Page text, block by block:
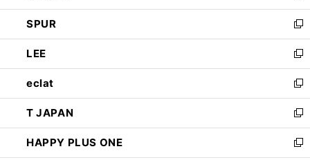
ウ
で
開
く
ン
ド
ウ
で
開
く
ウ
ィ
ン
ド
ウ
で
開
く
し
い
ウ
ィ
ン
ド
ウ
で
開
く
SPUR
新
し
い
ウ
ィ
ン
ド
ウ
で
開
LEE
新
し
い
ウ
ィ
ン
ド
eclat
新
し
い
ウ
ィ
T JAPAN
新
し
い
HAPPY PLUS ONE
新